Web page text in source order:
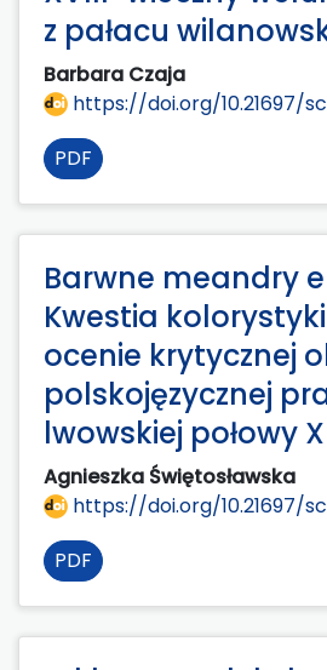
z pałacu
Barbara Czaja
https://doi.org/10.21697/
PDF
Barwne meandry
Kwestia
ocenie krytycznej
polskojęzycznej
lwowskiej połowy
Agnieszka Świętosławska
https://doi.org/10.21697/
PDF